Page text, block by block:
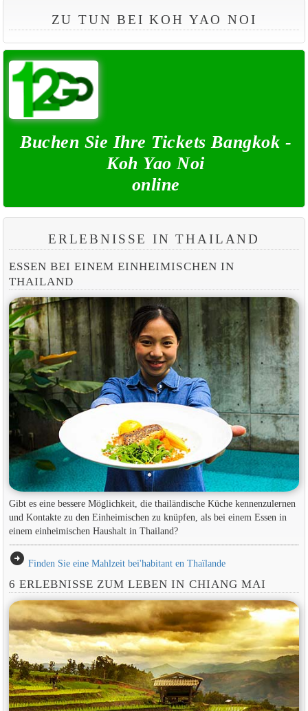
ZU TUN BEI KOH YAO NOI
Buchen Sie Ihre Tickets Bangkok -
Koh Yao Noi
online
ERLEBNISSE IN THAILAND
ESSEN BEI EINEM EINHEIMISCHEN IN
THAILAND
Gibt es eine bessere Möglichkeit, die thailändische Küche kennenzulernen
und Kontakte zu den Einheimischen zu knüpfen, als bei einem Essen in
einem einheimischen Haushalt in Thailand?
arrow_circle_right Finden Sie eine Mahlzeit bei'habitant en Thaïlande
6 ERLEBNISSE ZUM LEBEN IN CHIANG MAI